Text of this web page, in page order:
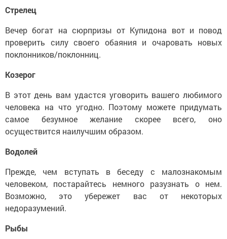
Стрелец
Вечер богат на сюрпризы от Купидона вот и повод
проверить силу своего обаяния и очаровать новых
поклонников/поклонниц.
Козерог
В этот день вам удастся уговорить вашего любимого
человека на что угодно. Поэтому можете приду­мать
самое безумное желание скорее всего, оно
осуществится наилучшим образом.
Водолей
Прежде, чем вступать в беседу с малознакомым
человеком, постарайтесь немного разузнать о нем.
Возможно, это убережет вас от некоторых
недоразумений.
Рыбы